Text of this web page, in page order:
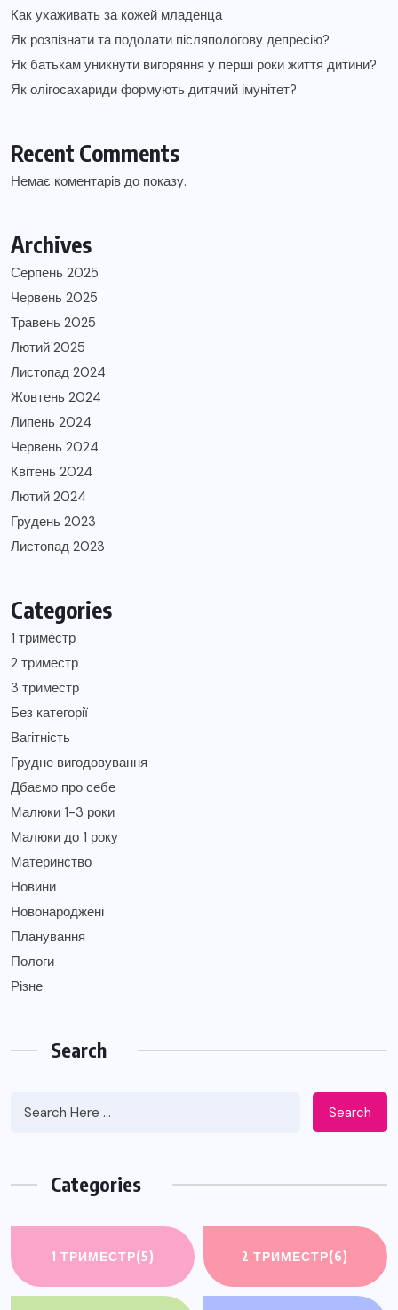
Как ухаживать за кожей младенца
Як розпізнати та подолати післяпологову депресію?
Як батькам уникнути вигоряння у перші роки життя дитини?
Як олігосахариди формують дитячий імунітет?
Recent Comments
Немає коментарів до показу.
Archives
Серпень 2025
Червень 2025
Травень 2025
Лютий 2025
Листопад 2024
Жовтень 2024
Липень 2024
Червень 2024
Квітень 2024
Лютий 2024
Грудень 2023
Листопад 2023
Categories
1 триместр
2 триместр
3 триместр
Без категорії
Вагітність
Грудне вигодовування
Дбаємо про себе
Малюки 1-3 роки
Малюки до 1 року
Материнство
Новини
Новонароджені
Планування
Пологи
Різне
Search
Search
Categories
1 ТРИМЕСТР(5) 2 ТРИМЕСТР(6)